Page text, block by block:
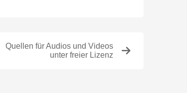
Quellen für Audios und Videos
unter freier Lizenz